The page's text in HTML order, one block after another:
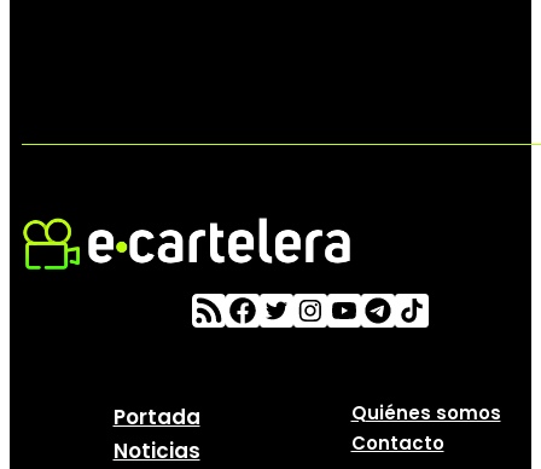
Portada
Noticias
Quiénes somos
Contacto